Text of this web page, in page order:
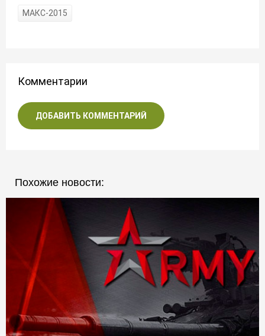
МАКС-2015
Комментарии
ДОБАВИТЬ КОММЕНТАРИЙ
Похожие новости: